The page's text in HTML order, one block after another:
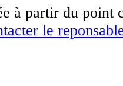
à partir du point
le